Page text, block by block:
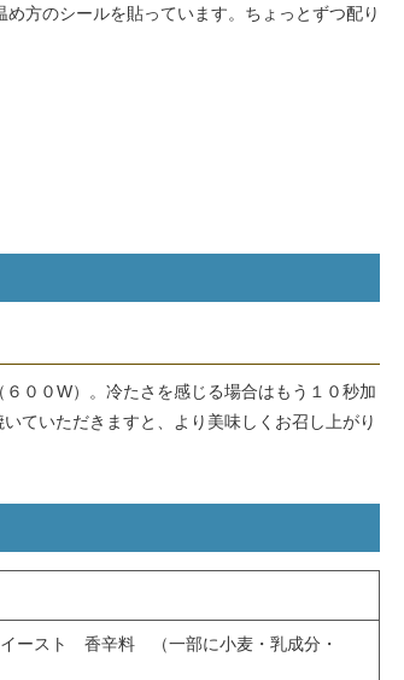
方のシールを貼っています。ちょっとずつ配り
００W）。冷たさを感じる場合はもう１０秒加
ていただきますと、より美味しくお召し上がり
ト 香辛料 （一部に小麦・乳成分・